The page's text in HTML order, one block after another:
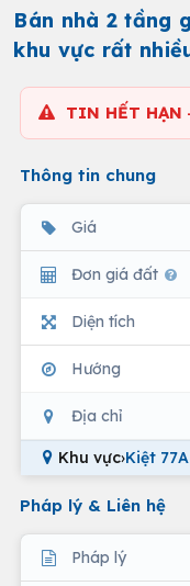
Bán nhà 2 tầng
khu vực rất
TIN HẾT HẠN
Thông tin chung
Giá
Đơn giá đất
Diện tích
Hướng
Địa chỉ
Khu vực›Kiệt
Pháp lý & Liên hệ
Pháp lý